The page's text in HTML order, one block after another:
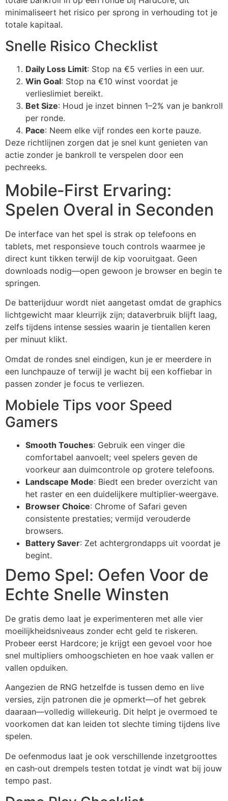
minimaliseert het risico per sprong in verhouding tot je
totale kapitaal.
Snelle Risico Checklist
Daily Loss Limit: Stop na €5 verlies in een uur.
Win Goal: Stop na €10 winst voordat je
verlieslimiet bereikt.
Bet Size: Houd je inzet binnen 1–2% van je bankroll
per ronde.
Pace: Neem elke vijf rondes een korte pauze.
Deze richtlijnen zorgen dat je snel kunt genieten van
actie zonder je bankroll te verspelen door een
pechreeks.
Mobile‑First Ervaring:
Spelen Overal in Seconden
De interface van het spel is strak op telefoons en
tablets, met responsieve touch controls waarmee je
direct kunt tikken terwijl de kip vooruitgaat. Geen
downloads nodig—open gewoon je browser en begin te
springen.
De batterijduur wordt niet aangetast omdat de graphics
lichtgewicht maar kleurrijk zijn; dataverbruik blijft laag,
zelfs tijdens intense sessies waarin je tientallen keren
per minuut klikt.
Omdat de rondes snel eindigen, kun je er meerdere in
een lunchpauze of terwijl je wacht bij een koffiebar in
passen zonder je focus te verliezen.
Mobiele Tips voor Speed
Gamers
Smooth Touches: Gebruik een vinger die
comfortabel aanvoelt; veel spelers geven de
voorkeur aan duimcontrole op grotere telefoons.
Landscape Mode: Biedt een breder overzicht van
het raster en een duidelijkere multiplier‑weergave.
Browser Choice: Chrome of Safari geven
consistente prestaties; vermijd verouderde
browsers.
Battery Saver: Zet achtergrondapps uit voordat je
begint.
Demo Spel: Oefen Voor de
Echte Snelle Winsten
De gratis demo laat je experimenteren met alle vier
moeilijkheidsniveaus zonder echt geld te riskeren.
Probeer eerst Hardcore; je krijgt een gevoel voor hoe
snel multipliers omhoogschieten en hoe vaak vallen er
vallen opduiken.
Aangezien de RNG hetzelfde is tussen demo en live
versies, zijn patronen die je opmerkt—of het gebrek
daaraan—volledig willekeurig. Dit helpt je overmoed te
voorkomen dat kan leiden tot slechte timing tijdens live
spelen.
De oefenmodus laat je ook verschillende inzetgroottes
en cash‑out drempels testen totdat je vindt wat bij jouw
tempo past.